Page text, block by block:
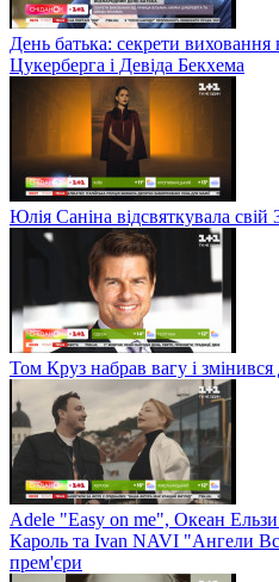
День батька: секрети
Цукерберга і Девіда Бекхема
Юлія Саніна відсвяткувала
Том Круз набрав вагу і змінився
Adele "Easy on me", Океан
Кароль та Ivan NAVI "Ангели
прем'єри